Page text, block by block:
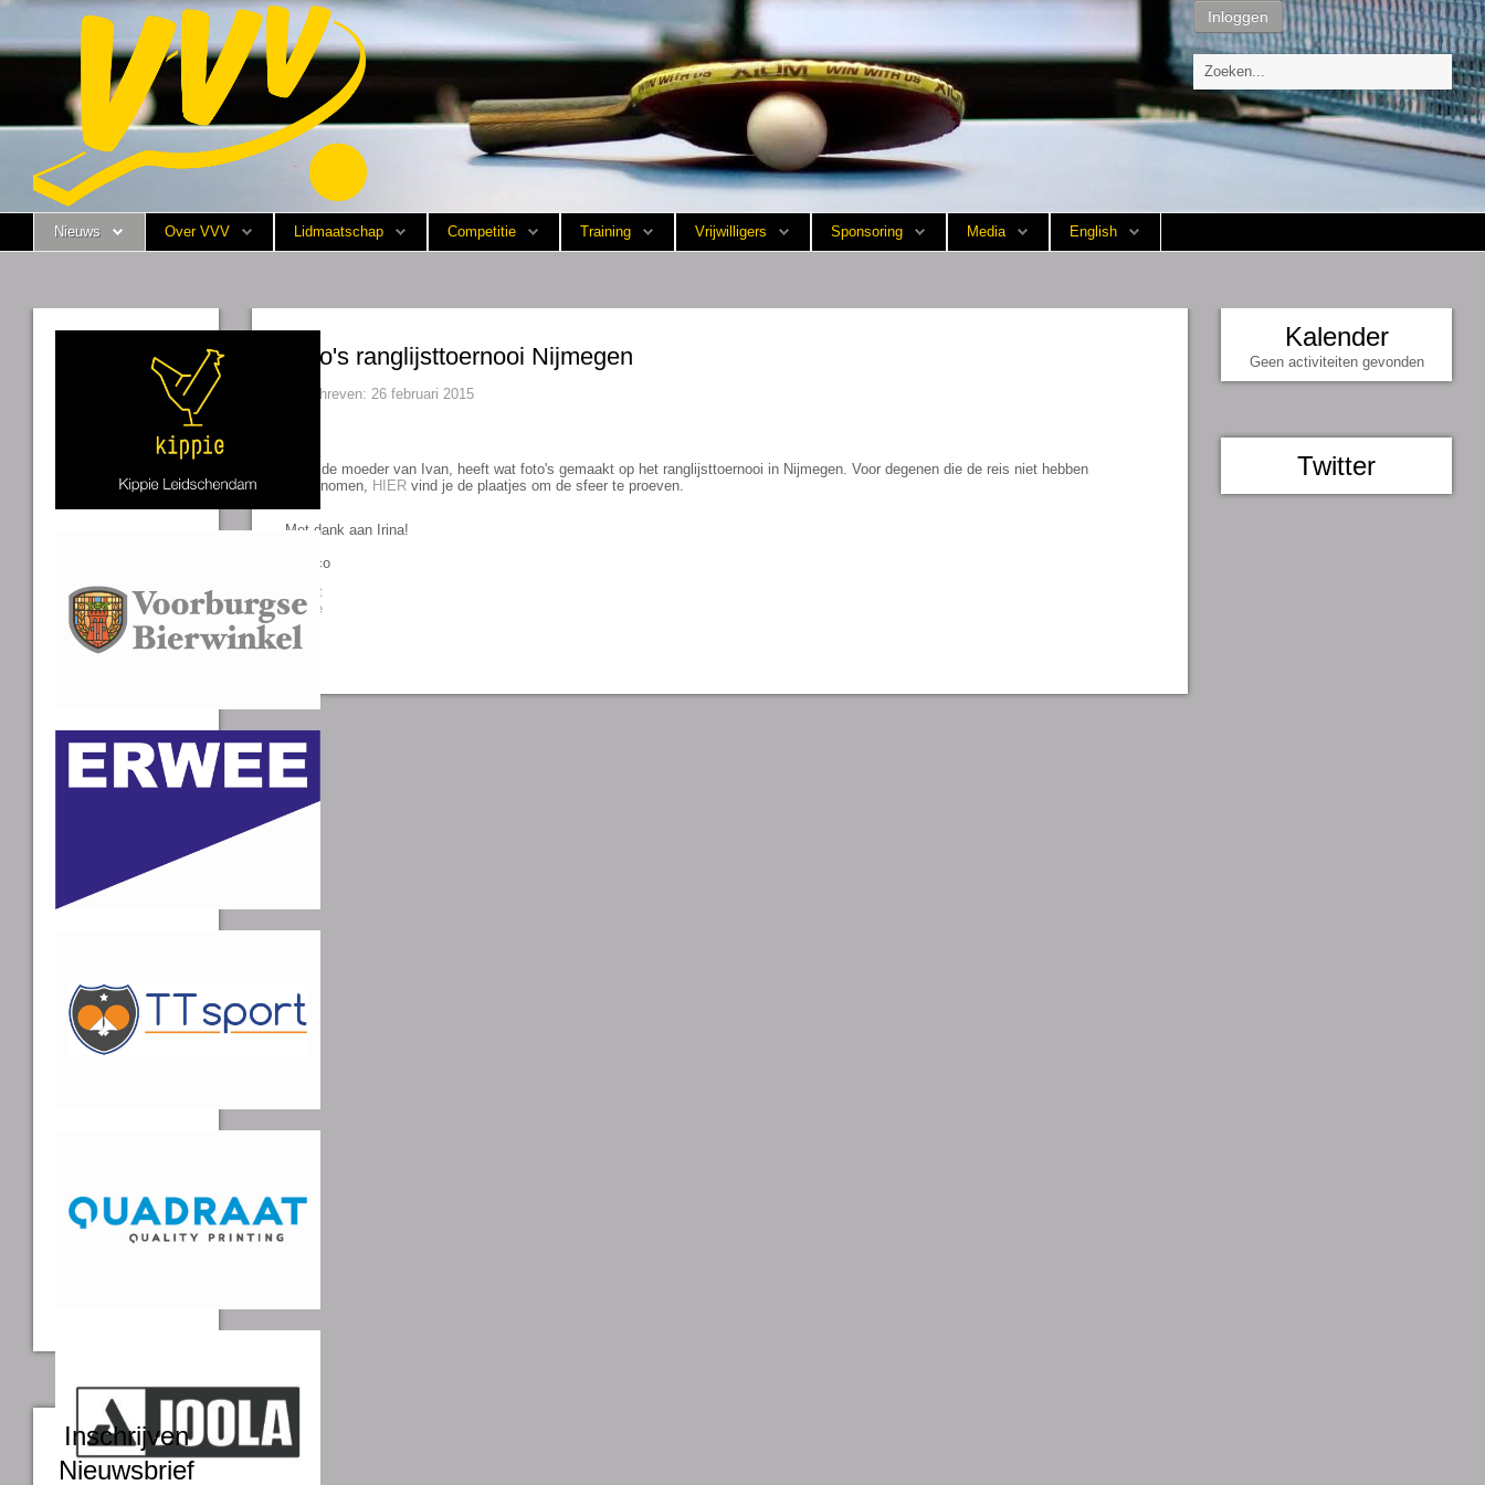
Nieuws
Over VVV
Lidmaatschap
Competitie
Inloggen
Nieuws Over VVV Lidmaatschap Competitie Training Vrijwilligers Sponsoring Media English
Foto's ranglijsttoernooi Nijmegen
Geschreven: 26 februari 2015
Irina, de moeder van Ivan, heeft wat foto's gemaakt op het ranglijsttoernooi in Nijmegen. Voor degenen die de reis niet hebben
ondernomen,
HIER vind je de plaatjes om de sfeer te proeven.
Met dank aan Irina!
Remco
Tweet
Share
0
Inschrijven
Nieuwsbrief
Kalender
Geen activiteiten gevonden
Twitter